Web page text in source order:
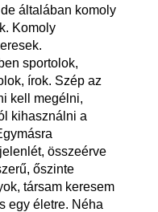
általában komoly
Komoly
sportolok,
írok. Szép az
kell megélni,
kihasználni a
összeérve
őszinte
társam keresem
egy életre. Néha